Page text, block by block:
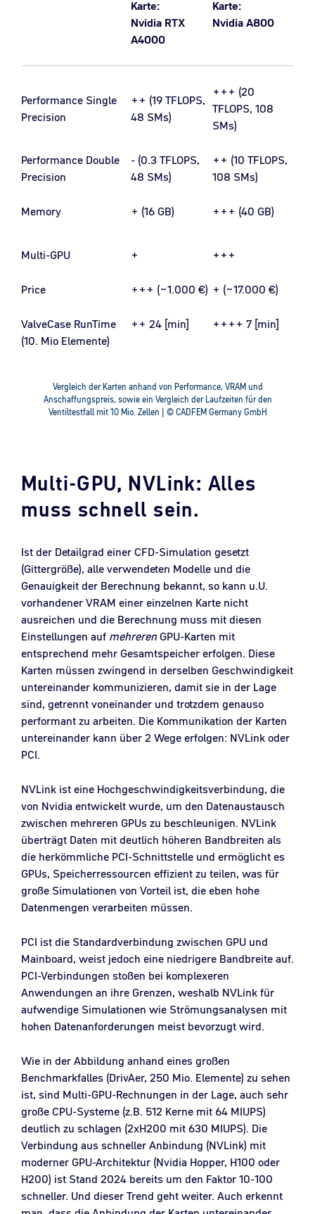
Karte:
Nvidia RTX
A4000
Karte:
Nvidia A800
Performance Single
Precision
++ (19 TFLOPS,
48 SMs)
+++ (20
TFLOPS, 108
SMs)
Performance Double
Precision
- (0.3 TFLOPS,
48 SMs)
++ (10 TFLOPS,
108 SMs)
Memory + (16 GB) +++ (40 GB)
Multi-GPU + +++
Price +++ (~1.000 €) + (~17.000 €)
ValveCase RunTime
(10. Mio Elemente)
++ 24 [min] ++++ 7 [min]
Vergleich der Karten anhand von Performance, VRAM und
Anschaffungspreis, sowie ein Vergleich der Laufzeiten für den
Ventiltestfall mit 10 Mio. Zellen | © CADFEM Germany GmbH
Multi-GPU, NVLink: Alles
muss schnell sein.
Ist der Detailgrad einer CFD-Simulation gesetzt
(Gittergröße), alle verwendeten Modelle und die
Genauigkeit der Berechnung bekannt, so kann u.U.
vorhandener VRAM einer einzelnen Karte nicht
ausreichen und die Berechnung muss mit diesen
Einstellungen auf mehreren GPU-Karten mit
entsprechend mehr Gesamtspeicher erfolgen. Diese
Karten müssen zwingend in derselben Geschwindigkeit
untereinander kommunizieren, damit sie in der Lage
sind, getrennt voneinander und trotzdem genauso
performant zu arbeiten. Die Kommunikation der Karten
untereinander kann über 2 Wege erfolgen: NVLink oder
PCI.
NVLink ist eine Hochgeschwindigkeitsverbindung, die
von Nvidia entwickelt wurde, um den Datenaustausch
zwischen mehreren GPUs zu beschleunigen. NVLink
überträgt Daten mit deutlich höheren Bandbreiten als
die herkömmliche PCI-Schnittstelle und ermöglicht es
GPUs, Speicherressourcen effizient zu teilen, was für
große Simulationen von Vorteil ist, die eben hohe
Datenmengen verarbeiten müssen.
PCI ist die Standardverbindung zwischen GPU und
Mainboard, weist jedoch eine niedrigere Bandbreite auf.
PCI-Verbindungen stoßen bei komplexeren
Anwendungen an ihre Grenzen, weshalb NVLink für
aufwendige Simulationen wie Strömungsanalysen mit
hohen Datenanforderungen meist bevorzugt wird.
Wie in der Abbildung anhand eines großen
Benchmarkfalles (DrivAer, 250 Mio. Elemente) zu sehen
ist, sind Multi-GPU-Rechnungen in der Lage, auch sehr
große CPU-Systeme (z.B. 512 Kerne mit 64 MIUPS)
deutlich zu schlagen (2xH200 mit 630 MIUPS). Die
Verbindung aus schneller Anbindung (NVLink) mit
moderner GPU-Architektur (Nvidia Hopper, H100 oder
H200) ist Stand 2024 bereits um den Faktor 10-100
schneller. Und dieser Trend geht weiter. Auch erkennt